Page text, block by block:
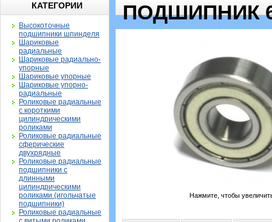
КАТЕГОРИИ
Высокоточные
подшипники шпинделя
Шариковые
радиальные
Шариковые радиально-
упорные
Шариковые упорные
Шариковые упорно-
радиальные
Роликовые радиальные
с короткими
цилиндрическими
роликами
Роликовые радиальные
сферические
двухрядные
Роликовые радиальные
подшипники с
длинными
цилиндрическими
роликами (игольчатые
подшипники)
Роликовые радиальные
ПОДШИПНИК
Нажмите, чтобы